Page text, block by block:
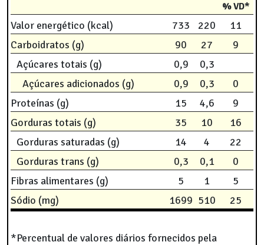
% VD*
Valor energético (kcal) 733 220
11
Carboidratos (g)
90 27
9
Açúcares totais (g)
0,9
0,3
Açúcares adicionados (g)
0,9 0,3
0
Proteínas (g)
15 4,6
9
Gorduras totais (g)
35 10
16
Gorduras saturadas (g)
14 4
22
Gorduras trans (g)
0,3 0,1
0
Fibras alimentares (g)
5 1
5
Sódio (mg)
1699 510 25
*Percentual de valores diários fornecidos pela